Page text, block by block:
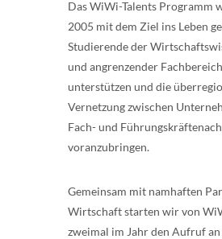
Das WiWi-Talents Programm
2005 mit dem Ziel ins Leben
Studierende der
und angrenzender
unterstützen und die
Vernetzung zwischen
Fach- und
voranzubringen.
Gemeinsam mit namhaften
Wirtschaft starten wir von
zweimal im Jahr den Aufruf